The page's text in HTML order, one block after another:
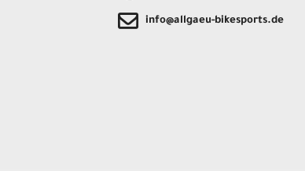
info@allgaeu-bikesports.de